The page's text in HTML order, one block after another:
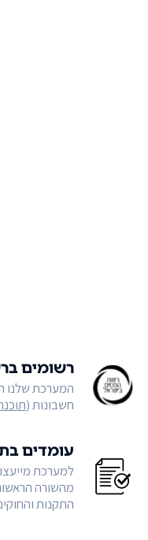
רשומים
המערכת שלנו
חשבונות (תוכנה
עומדים
למערכת
מהשורה
התקנות